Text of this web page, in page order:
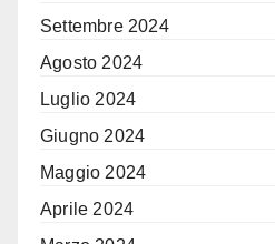
Settembre 2024
Agosto 2024
Luglio 2024
Giugno 2024
Maggio 2024
Aprile 2024